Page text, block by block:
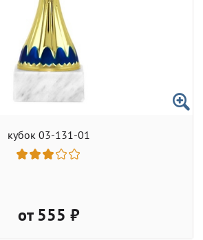
кубок 03-131-01
от 555 ₽